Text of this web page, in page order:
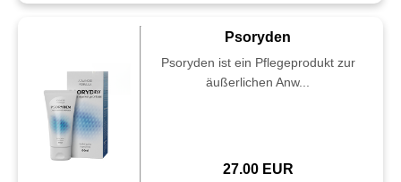
Psoryden
Psoryden ist ein Pflegeprodukt zur
äußerlichen Anw...
27.00 EUR